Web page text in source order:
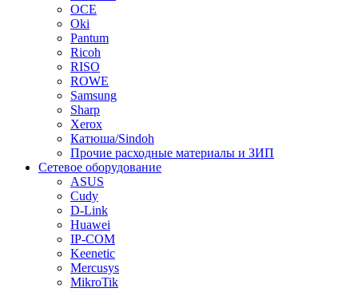
OCE
Oki
Pantum
Ricoh
RISO
ROWE
Samsung
Sharp
Xerox
Катюша/Sindoh
Прочие расходные материалы и ЗИП
Сетевое оборудование
ASUS
Cudy
D-Link
Huawei
IP-COM
Keenetic
Mercusys
MikroTik